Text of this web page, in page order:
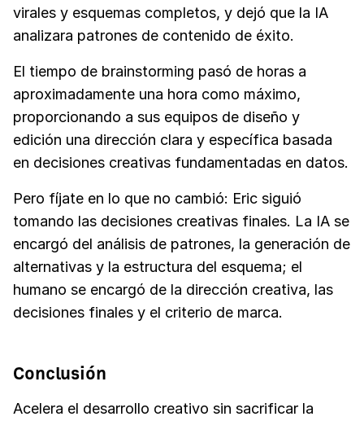
virales y esquemas completos, y dejó que la IA
analizara patrones de contenido de éxito.
El tiempo de brainstorming pasó de horas a
aproximadamente una hora como máximo,
proporcionando a sus equipos de diseño y
edición una dirección clara y específica basada
en decisiones creativas fundamentadas en datos.
Pero fíjate en lo que no cambió: Eric siguió
tomando las decisiones creativas finales. La IA se
encargó del análisis de patrones, la generación de
alternativas y la estructura del esquema; el
humano se encargó de la dirección creativa, las
decisiones finales y el criterio de marca.
Conclusión
Acelera el desarrollo creativo sin sacrificar la